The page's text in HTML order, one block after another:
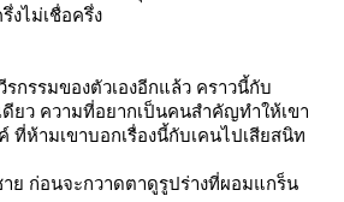
งไม่เชื่อครึ่ง
กรรมของตัวเองอีกแล้ว คราวนี้กับ
ดียว ความที่อยากเป็นคนสำคัญทำให้เขา
ที่ห้ามเขาบอกเรื่องนี้กับเคนไปเสียสนิท
ย ก่อนจะกวาดตาดูรูปร่างที่ผอมแกร็น